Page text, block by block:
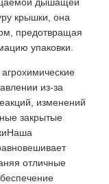
крышки, она
предотвращая
упаковки.
из-за
изменений
закрытые
отличные